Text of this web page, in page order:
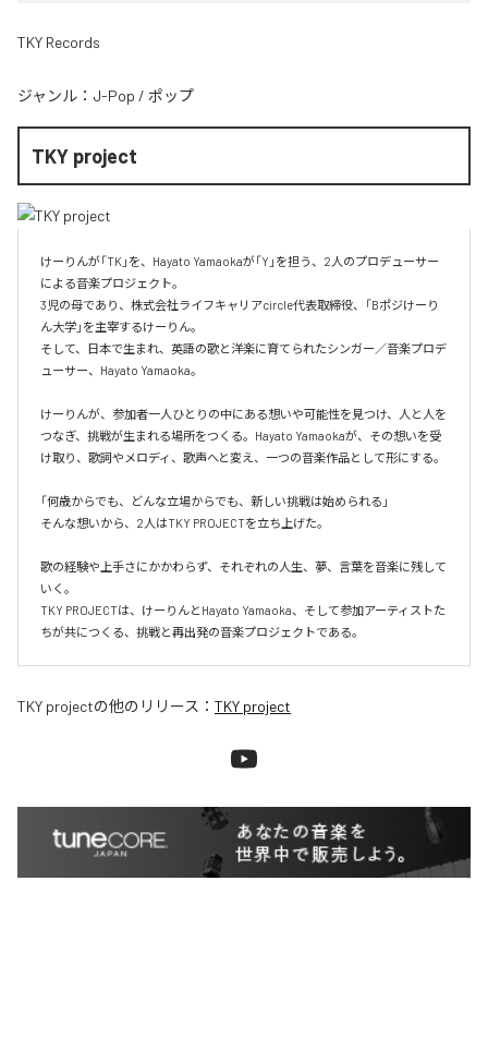
TKY Records
ジャンル： J-Pop / ポップ
TKY project
けーりんが「TK」を、Hayato Yamaokaが「Y」を担う、2人のプロデューサー
による音楽プロジェクト。
3児の母であり、株式会社ライフキャリアcircle代表取締役、「Bポジけーり
ん大学」を主宰するけーりん。
そして、日本で生まれ、英語の歌と洋楽に育てられたシンガー／音楽プロデ
ューサー、Hayato Yamaoka。
けーりんが、参加者一人ひとりの中にある想いや可能性を見つけ、人と人を
つなぎ、挑戦が生まれる場所をつくる。Hayato Yamaokaが、その想いを受
け取り、歌詞やメロディ、歌声へと変え、一つの音楽作品として形にする。
「何歳からでも、どんな立場からでも、新しい挑戦は始められる」
そんな想いから、2人はTKY PROJECTを立ち上げた。
歌の経験や上手さにかかわらず、それぞれの人生、夢、言葉を音楽に残して
いく。
TKY PROJECTは、けーりんとHayato Yamaoka、そして参加アーティストた
ちが共につくる、挑戦と再出発の音楽プロジェクトである。
TKY projectの他のリリース： TKY project